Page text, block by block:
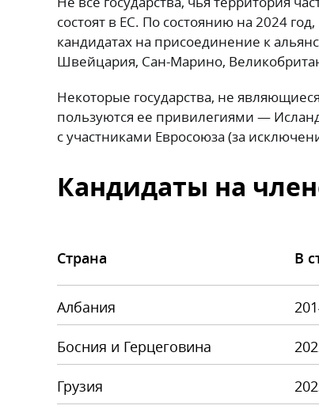
состоят в ЕС. По состоянию на 2024
кандидатах на присоединение к
Швейцария, Сан-Марино,
Некоторые государства, не
пользуются ее привилегиями —
с участниками Евросоюза (за
Кандидаты на
Страна В
Албания
Босния и Герцеговина
Грузия